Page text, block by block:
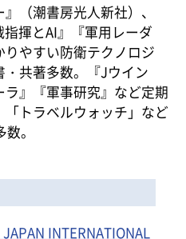
（潮書房光人新社）、
指揮とAI』『軍用レーダ
やすい防衛テクノロジ
共著多数。『Jウイン
』『軍事研究』など定期
トラベルウォッチ」など
。
INTERNATIONAL